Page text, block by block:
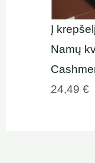
Į
Namų
24,49€